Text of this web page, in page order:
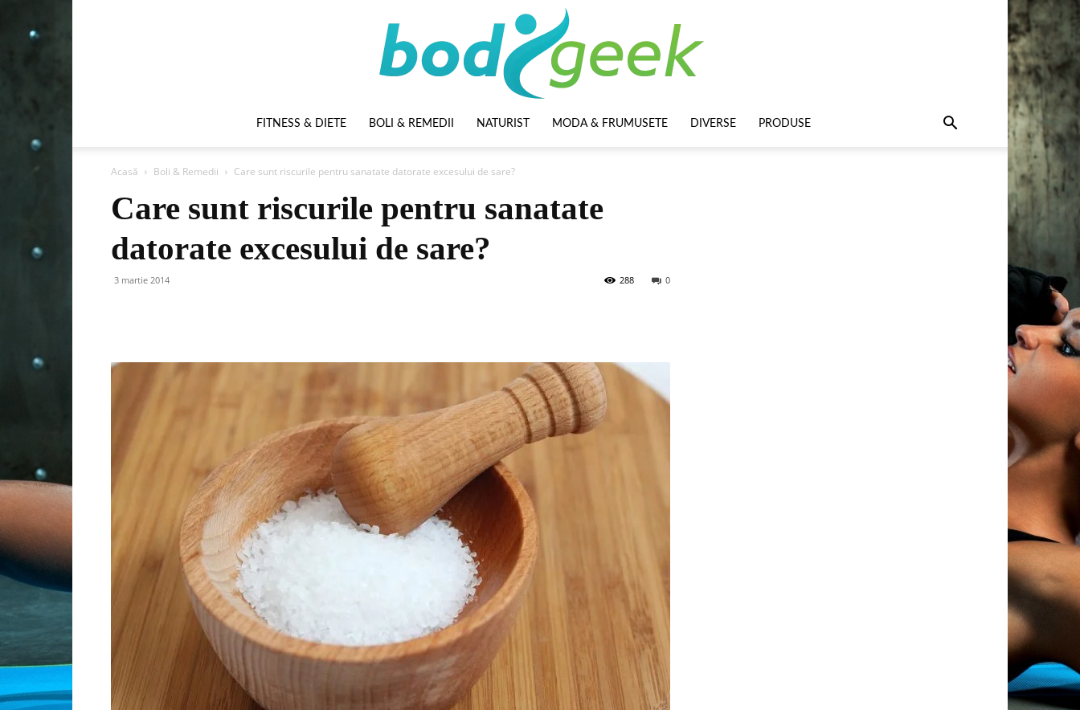
FITNESS & DIETE BOLI & REMEDII NATURIST MODA & FRUMUSETE DIVERSE PRODUSE
Acasă Boli & Remedii Care sunt riscurile pentru sanatate datorate excesului de sare?
Care sunt riscurile pentru sanatate
datorate excesului de sare?
3 martie 2014 0
288